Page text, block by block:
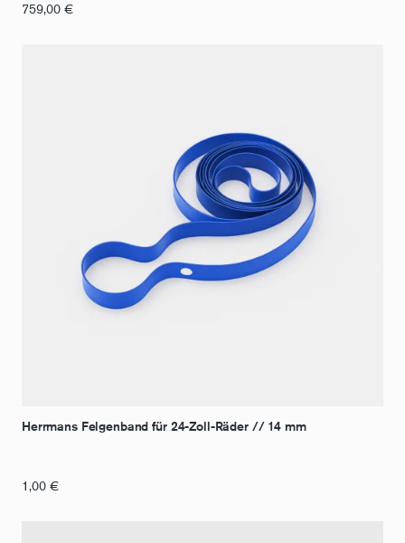
759,00 €
Herrmans Felgenband für 24-Zoll-Räder // 14 mm
1,00 €